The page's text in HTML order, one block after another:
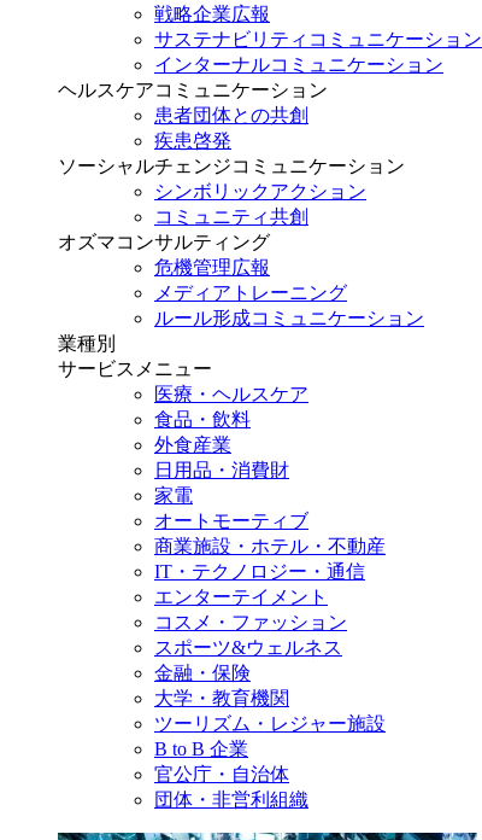
戦略企業広報
サステナビリティコミュニケーション
インターナルコミュニケーション
ヘルスケアコミュニケーション
患者団体との共創
疾患啓発
ソーシャルチェンジコミュニケーション
シンボリックアクション
コミュニティ共創
オズマコンサルティング
危機管理広報
メディアトレーニング
ルール形成コミュニケーション
業種別
サービスメニュー
医療・ヘルスケア
食品・飲料
外食産業
日用品・消費財
家電
オートモーティブ
商業施設・ホテル・不動産
IT・テクノロジー・通信
エンターテイメント
コスメ・ファッション
スポーツ&ウェルネス
金融・保険
大学・教育機関
ツーリズム・レジャー施設
B to B 企業
官公庁・自治体
団体・非営利組織